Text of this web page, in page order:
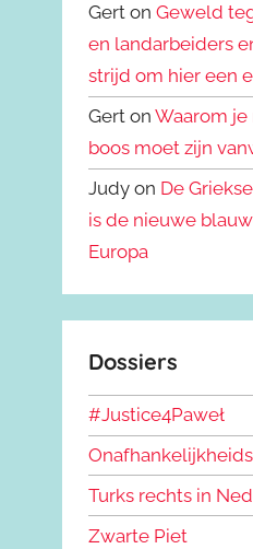
Gert onGeweld
en landarbeiders
strijd om hier een
Gert onWaarom
boos moet zijn
Judy on De
is de nieuwe
Europa
Dossiers
#Justice4Paweł
Turks rechts in
Zwarte Piet